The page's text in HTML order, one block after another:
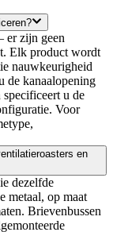
er zijn geen
Elk product wordt
nauwkeurigheid
de kanaalopening
u de
Voor
en
dezelfde
metaal, op maat
Brievenbussen